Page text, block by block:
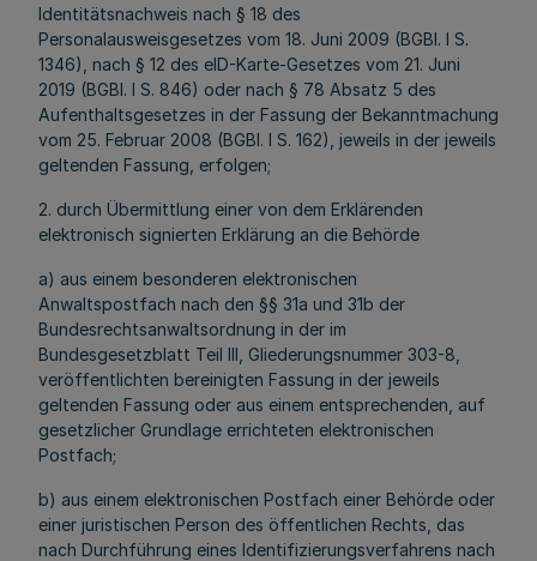
Identitätsnachweis nach § 18 des
Personalausweisgesetzes vom 18. Juni 2009 (BGBl. I S.
1346), nach § 12 des eID-Karte-Gesetzes vom 21. Juni
2019 (BGBl. I S. 846) oder nach § 78 Absatz 5 des
Aufenthaltsgesetzes in der Fassung der Bekanntmachung
vom 25. Februar 2008 (BGBl. I S. 162), jeweils in der jeweils
geltenden Fassung, erfolgen;
2. durch Übermittlung einer von dem Erklärenden
elektronisch signierten Erklärung an die Behörde
a) aus einem besonderen elektronischen
Anwaltspostfach nach den §§ 31a und 31b der
Bundesrechtsanwaltsordnung in der im
Bundesgesetzblatt Teil III, Gliederungsnummer 303-8,
veröffentlichten bereinigten Fassung in der jeweils
geltenden Fassung oder aus einem entsprechenden, auf
gesetzlicher Grundlage errichteten elektronischen
Postfach;
b) aus einem elektronischen Postfach einer Behörde oder
einer juristischen Person des öffentlichen Rechts, das
nach Durchführung eines Identifizierungsverfahrens nach